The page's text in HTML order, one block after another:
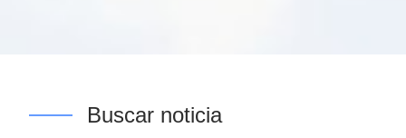
Buscar noticia